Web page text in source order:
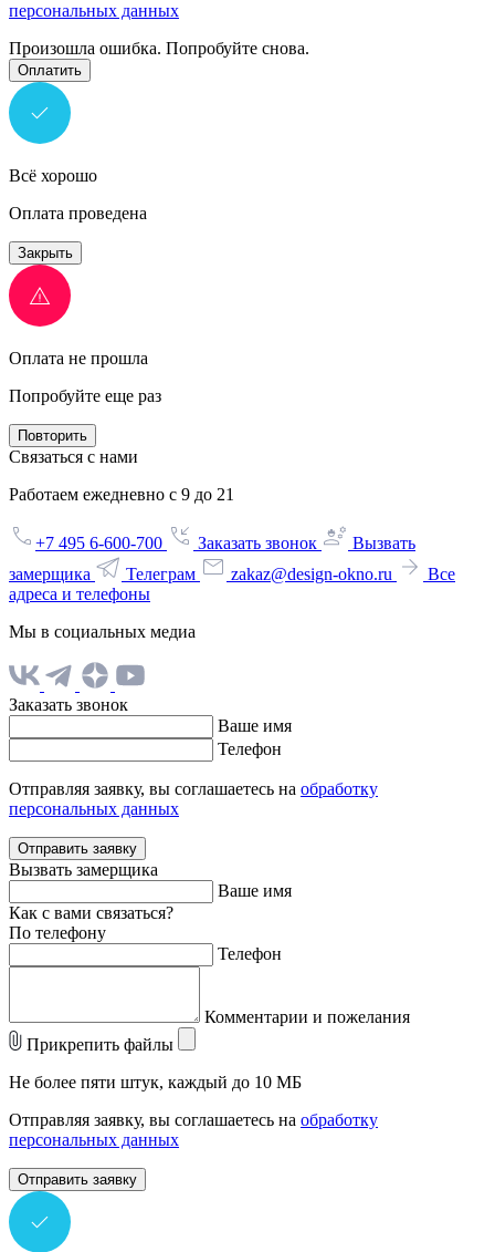
персональных данных
Произошла ошибка. Попробуйте снова.
Оплатить
Всё хорошо
Оплата проведена
Закрыть
Оплата не прошла
Попробуйте еще раз
Повторить
Связаться с нами
Работаем ежедневно с 9 до 21
+7 495 6-600-700 Заказать звонок
Вызвать
замерщика
Телеграм zakaz@design-okno.ru
Все
адреса и телефоны
Мы в социальных медиа
Заказать звонок
Ваше имя
Телефон
Отправляя заявку, вы соглашаетесь на обработку
персональных данных
Отправить заявку
Вызвать замерщика
Ваше имя
Как с вами связаться?
По телефону
Телефон
Комментарии и пожелания
Прикрепить файлы
Не более пяти штук, каждый до 10 МБ
Отправляя заявку, вы соглашаетесь на обработку
персональных данных
Отправить заявку